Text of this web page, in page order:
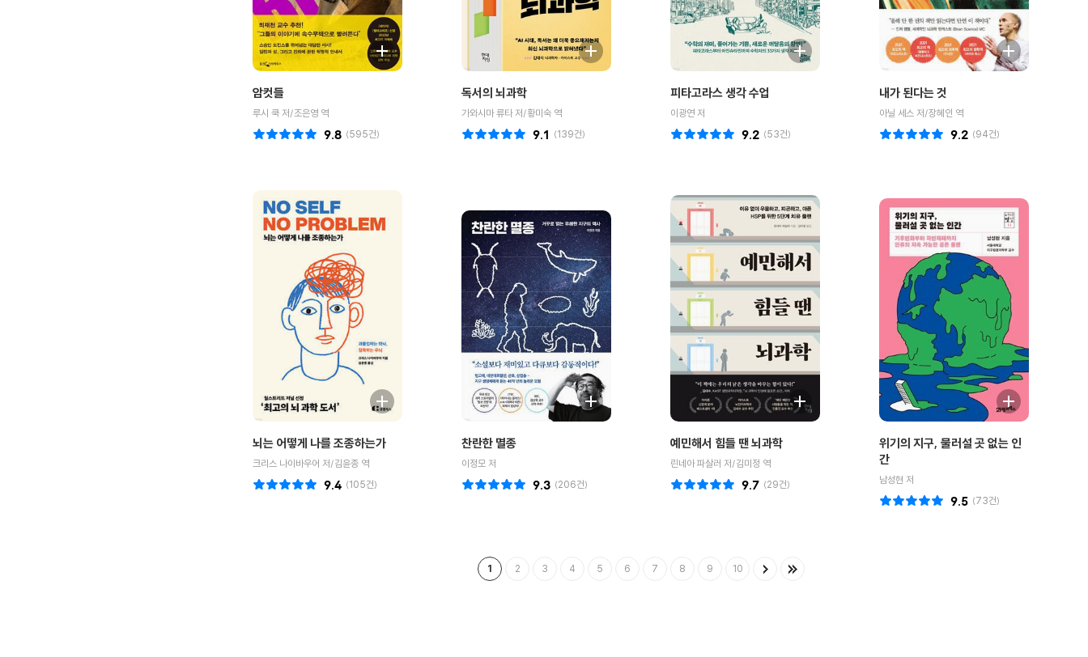
암컷들
루시 쿡 저/조은영 역
(595건)
9.8
독서의 뇌과학
가와시마 류타 저/황미숙 역
(139건)
9.1
피타고라스 생각 수업
이광연 저
(53건)
9.2
내가 된다는 것
아닐 세스 저/장혜인 역
(94건)
9.2
뇌는 어떻게 나를 조종하는가
크리스 나이바우어 저/김윤종 역
(105건)
9.4
찬란한 멸종
이정모 저
(206건)
9.3
예민해서 힘들 땐 뇌과학
린네아 파살러 저/김미정 역
(29건)
9.7
위기의 지구, 물러설 곳 없는 인
간
남성현 저
(73건)
9.5
1 2 3 4 5 6 7 8 9 10